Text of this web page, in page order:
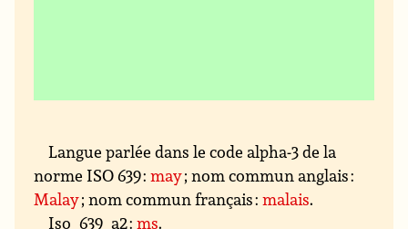
Langue parlée dans le code alpha-3 de la
norme ISO 639 :may; nom commun anglais :
Malay; nom commun français :malais.
Iso_639_a2 :ms.